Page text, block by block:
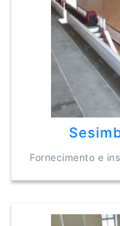
Fornecimento e